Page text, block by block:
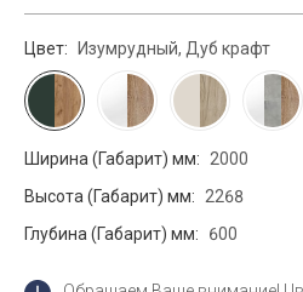
Цвет: Изумрудный, Дуб крафт
Ширина (Габарит) мм:
2000
Высота (Габарит) мм:
2268
Глубина (Габарит) мм:
600